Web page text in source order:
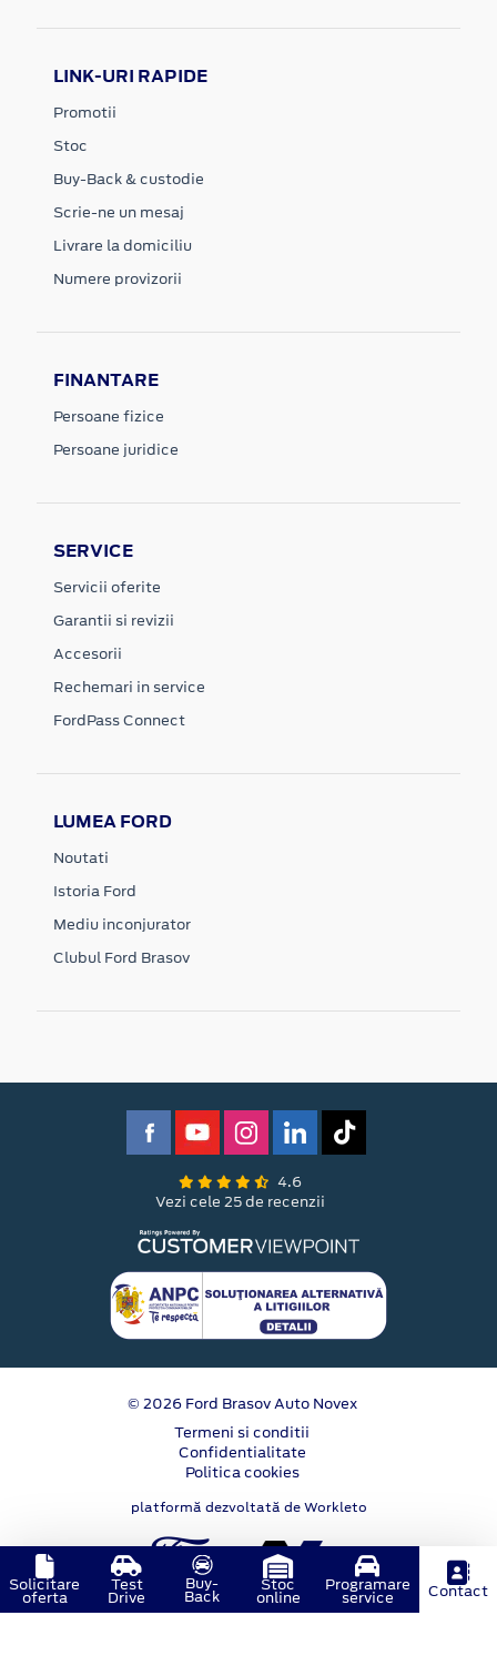
LINK-URI RAPIDE
Promotii
Stoc
Buy-Back & custodie
Scrie-ne un mesaj
Livrare la domiciliu
Numere provizorii
FINANTARE
Persoane fizice
Persoane juridice
SERVICE
Servicii oferite
Garantii si revizii
Accesorii
Rechemari in service
FordPass Connect
LUMEA FORD
Noutati
Istoria Ford
Mediu inconjurator
Clubul Ford Brasov
4.6
Vezi cele 25 de recenzii
© 2026 Ford Brasov Auto Novex
Termeni si conditii
Confidentialitate
Politica cookies
platformă dezvoltată de Workleto
Solicitare
oferta
Test
Drive
Buy-
Back
Stoc
online
Programare
service Contact